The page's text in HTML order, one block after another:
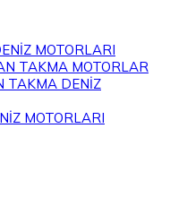
MOTORLARI
TAKMA MOTORLAR
TAKMA DENİZ
MOTORLARI